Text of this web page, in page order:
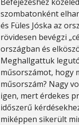
szombatonként
és Füles Jóska az
rövidesen bevégzi
országban és
Meghallgattuk
műsorszámot, hogy
műsorszám? Nagy
igen, mert érdekes
időszerű
miképpen sikerült